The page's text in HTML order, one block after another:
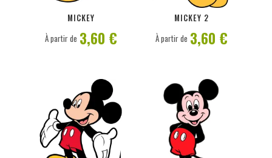
MICKEY
PERSONNALISER
À partir de 3,60 €
MICKEY 2
PERSONNALISER
À partir de 3,60 €